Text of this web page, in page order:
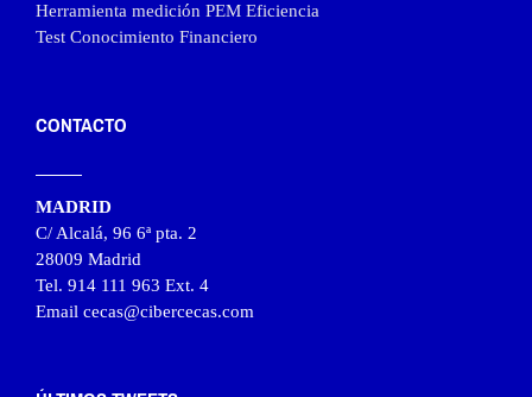
Herramienta medición PEM Eficiencia
Test Conocimiento Financiero
CONTACTO
MADRID
C/ Alcalá, 96 6ª pta. 2
28009 Madrid
Tel. 914 111 963 Ext. 4
Email cecas@cibercecas.com